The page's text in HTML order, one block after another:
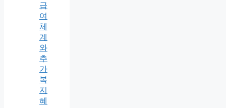
급
여
체
계
와
추
가
복
지
혜